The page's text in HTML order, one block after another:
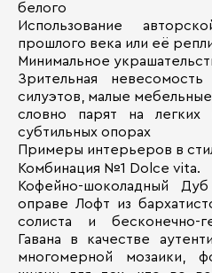
белого
Использование
прошлого века или её
Минимальное
Зрительная
силуэтов, малые
словно парят на легких
субтильных опорах
Примеры интерьеров в
Комбинация №1 Dolce vita.
Кофейно-шоколадный
оправе Лофт из
солиста и бесконечно-
Гавана в качестве
многомерной мозаики,